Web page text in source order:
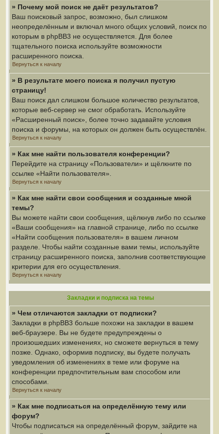
» Почему мой поиск не даёт результатов?
Ваш поисковый запрос, возможно, был слишком
неопределённым и включал много общих условий, поиск по
которым в phpBB3 не осуществляется. Для более
тщательного поиска используйте возможности
расширенного поиска.
Вернуться к началу
» В результате моего поиска я получил пустую
страницу!
Ваш поиск дал слишком большое количество результатов,
которые веб-сервер не смог обработать. Используйте
«Расширенный поиск», более точно задавайте условия
поиска и форумы, на которых он должен быть осуществлён.
Вернуться к началу
» Как мне найти пользователя конференции?
Перейдите на страницу «Пользователи» и щёлкните по
ссылке «Найти пользователя».
Вернуться к началу
» Как мне найти свои сообщения и созданные мной
темы?
Вы можете найти свои сообщения, щёлкнув либо по ссылке
«Ваши сообщения» на главной странице, либо по ссылке
«Найти сообщения пользователя» в вашем личном
разделе. Чтобы найти созданные вами темы, используйте
страницу расширенного поиска, заполнив соответствующие
критерии для его осуществления.
Вернуться к началу
Закладки и подписка на темы
» Чем отличаются закладки от подписки?
Закладки в phpBB3 больше похожи на закладки в вашем
веб-браузере. Вы не будете предупреждены о
произошедших изменениях, но сможете вернуться в тему
позже. Однако, оформив подписку, вы будете получать
уведомления об изменениях в теме или форуме на
конференции предпочтительным вам способом или
способами.
Вернуться к началу
» Как мне подписаться на определённую тему или
форум?
Чтобы подписаться на определённый форум, зайдите на